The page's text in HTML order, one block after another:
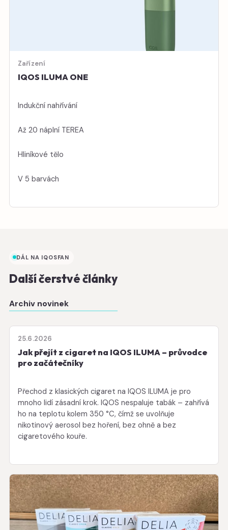
Zařízení
IQOS ILUMA ONE
Indukční nahřívání
Až 20 náplní TEREA
Hliníkové tělo
V 5 barvách
DÁL NA IQOSFAN
Další čerstvé články
Archiv novinek
25.6.2026
Jak přejít z cigaret na IQOS ILUMA – průvodce
pro začátečníky
Přechod z klasických cigaret na IQOS ILUMA je pro
mnoho lidí zásadní krok. IQOS nespaluje tabák – zahřívá
ho na teplotu kolem 350 °C, čímž se uvolňuje
nikotinový aerosol bez hoření, bez ohně a bez
cigaretového kouře.